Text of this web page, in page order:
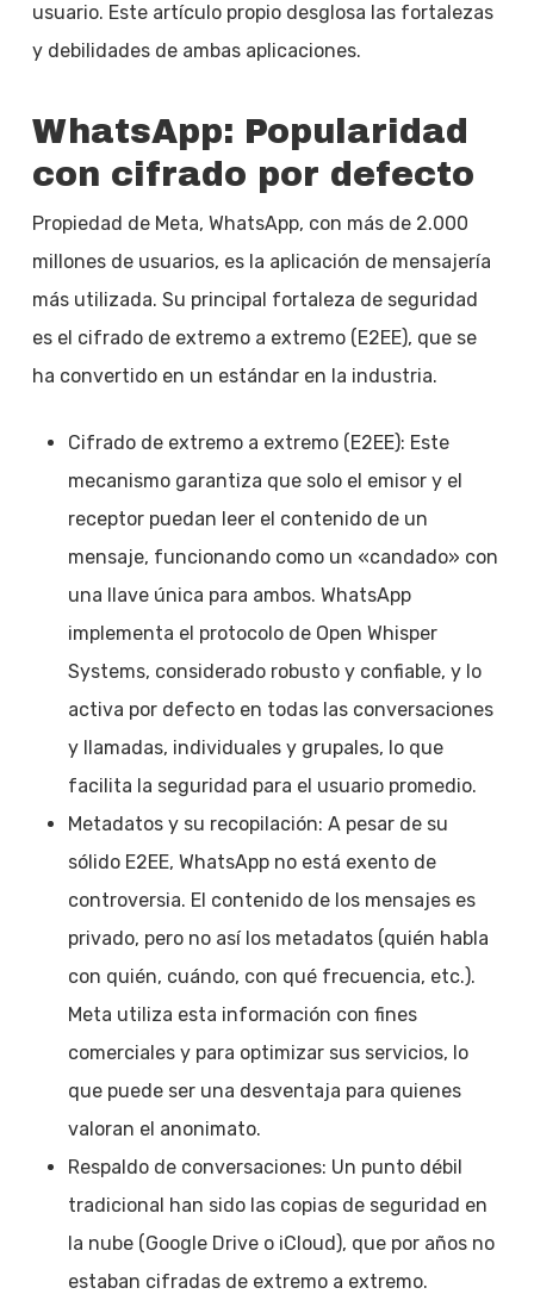
usuario. Este artículo propio desglosa las fortalezas
y debilidades de ambas aplicaciones.
WhatsApp: Popularidad
con cifrado por defecto
Propiedad de Meta, WhatsApp, con más de 2.000
millones de usuarios, es la aplicación de mensajería
más utilizada. Su principal fortaleza de seguridad
es el cifrado de extremo a extremo (E2EE), que se
ha convertido en un estándar en la industria.
Cifrado de extremo a extremo (E2EE): Este
mecanismo garantiza que solo el emisor y el
receptor puedan leer el contenido de un
mensaje, funcionando como un «candado» con
una llave única para ambos. WhatsApp
implementa el protocolo de Open Whisper
Systems, considerado robusto y confiable, y lo
activa por defecto en todas las conversaciones
y llamadas, individuales y grupales, lo que
facilita la seguridad para el usuario promedio.
Metadatos y su recopilación: A pesar de su
sólido E2EE, WhatsApp no está exento de
controversia. El contenido de los mensajes es
privado, pero no así los metadatos (quién habla
con quién, cuándo, con qué frecuencia, etc.).
Meta utiliza esta información con fines
comerciales y para optimizar sus servicios, lo
que puede ser una desventaja para quienes
valoran el anonimato.
Respaldo de conversaciones: Un punto débil
tradicional han sido las copias de seguridad en
la nube (Google Drive o iCloud), que por años no
estaban cifradas de extremo a extremo.